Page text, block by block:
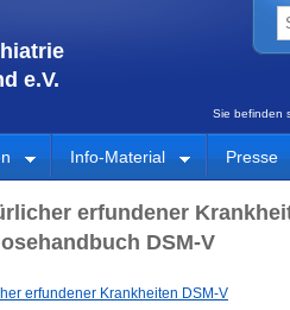
e.V.
Sie befinden
Info-Material Presse
erfundener
DSM-V
erfundener Krankheiten DSM-V